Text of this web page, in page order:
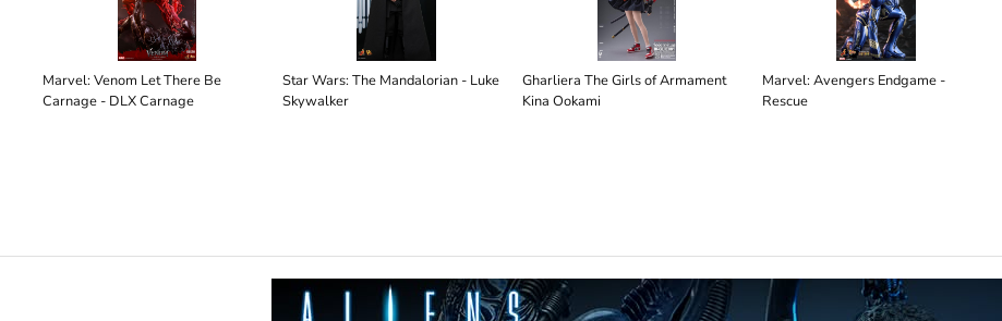
Marvel: Venom Let There Be
Carnage - DLX Carnage
Star Wars: The Mandalorian - Luke
Skywalker
Gharliera The Girls of Armament
Kina Ookami
Marvel: Avengers Endgame -
Rescue